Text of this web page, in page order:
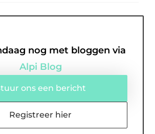
nog met bloggen via
Alpi Blog
ons een bericht
Registreer hier